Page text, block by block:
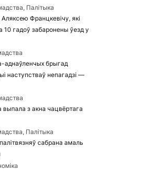
Палітыка
Францкевічу, які
10 гадоў забаронены ўезд у
аднаўленчых брыгад
наступстваў непагадзі —
з акна чацвёртага
Палітыка
сабрана амаль